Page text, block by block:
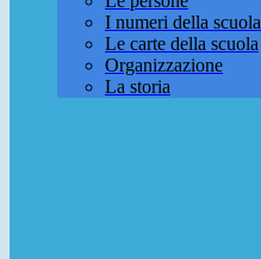
I numeri della scuola
Le carte della scuola
Organizzazione
La storia